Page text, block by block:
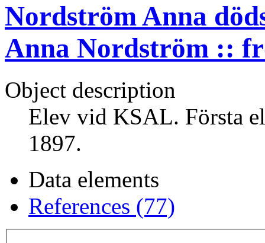
Nordström Anna
Anna Nordström ::
Object description
Elev vid KSAL. Första
1897.
Data elements
References (77)